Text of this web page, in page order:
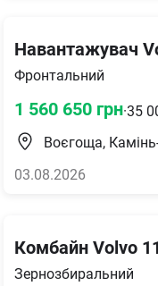
Навантажувач
Фронтальний
1 560 650 грн·35
Воєгоща,
03.08.2026
Комбайн Volvo
Зернозбиральний